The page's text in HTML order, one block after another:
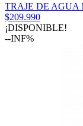
TRAJE DE AGUA
$209.990
¡DISPONIBLE!
--INF%